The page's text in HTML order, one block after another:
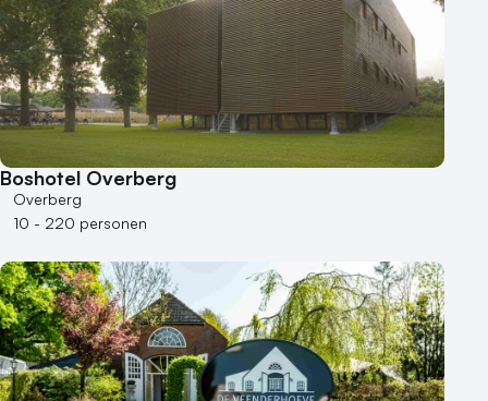
Locaties aan zee
Museum
Theater
Varende locatie
Boshotel Overberg
Overberg
10 - 220 personen